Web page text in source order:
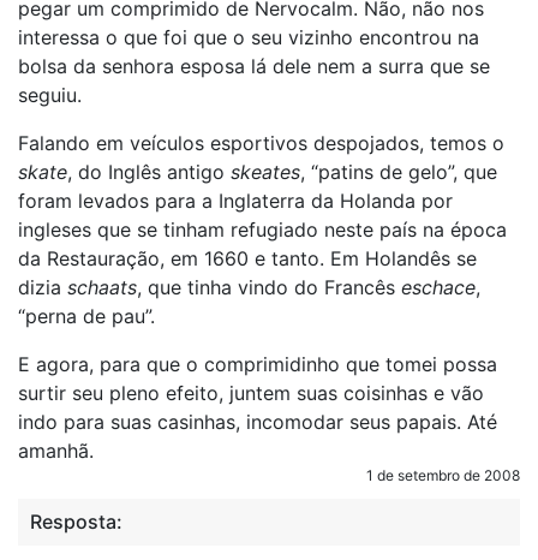
pegar um comprimido de Nervocalm. Não, não nos
interessa o que foi que o seu vizinho encontrou na
bolsa da senhora esposa lá dele nem a surra que se
seguiu.
Falando em veículos esportivos despojados, temos o
skate, do Inglês antigo skeates, “patins de gelo”, que
foram levados para a Inglaterra da Holanda por
ingleses que se tinham refugiado neste país na época
da Restauração, em 1660 e tanto. Em Holandês se
dizia schaats, que tinha vindo do Francês eschace,
“perna de pau”.
E agora, para que o comprimidinho que tomei possa
surtir seu pleno efeito, juntem suas coisinhas e vão
indo para suas casinhas, incomodar seus papais. Até
amanhã.
1 de setembro de 2008
Resposta: